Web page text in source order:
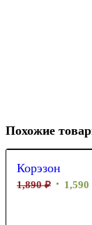
Похожие
Корэзон
1,890₽ 1,590